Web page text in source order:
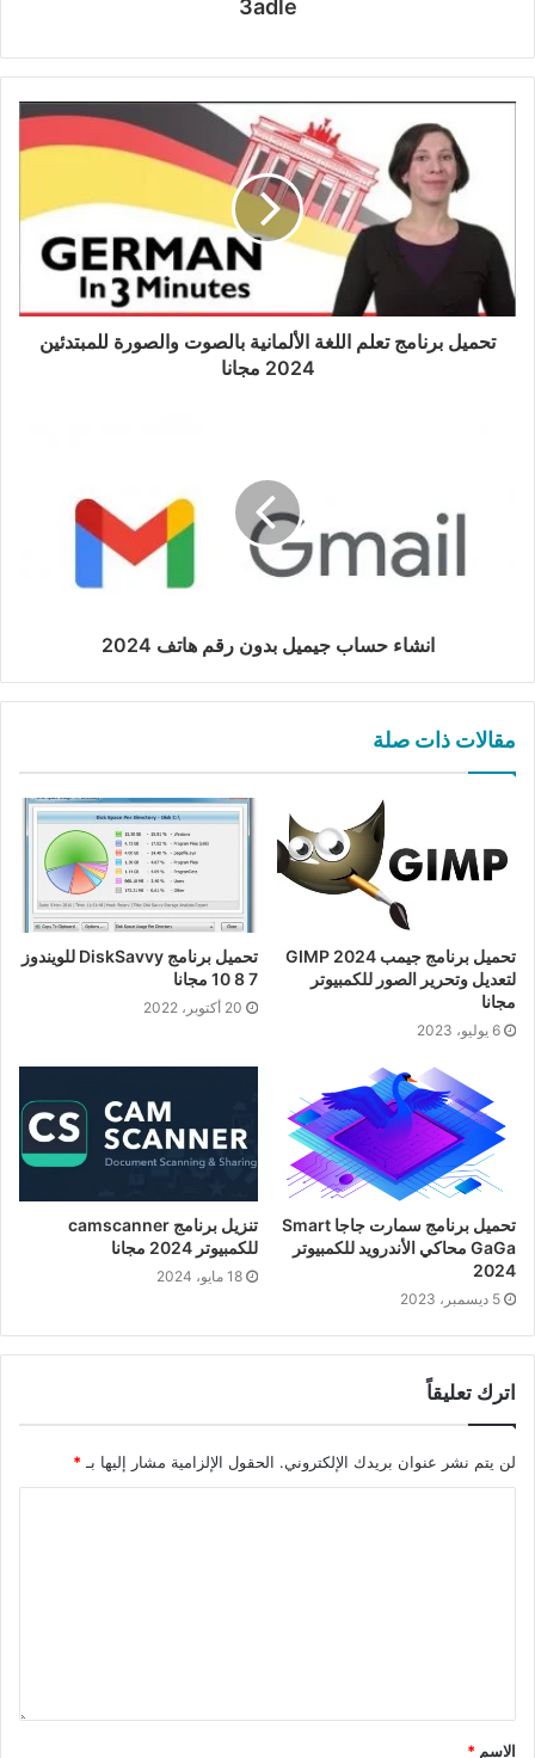
3adle
تحميل برنامج تعلم اللغة الألمانية بالصوت والصورة للمبتدئين
2024 مجانا
انشاء حساب جيميل بدون رقم هاتف 2024
مقالات ذات صلة
تحميل برنامج جيمب GIMP 2024
لتعديل وتحرير الصور للكمبيوتر
مجانا
6 يوليو، 2023
تحميل برنامج DiskSavvy للويندوز
7 8 10 مجانا
20 أكتوبر، 2022
تحميل برنامج سمارت جاجا Smart
GaGa محاكي الأندرويد للكمبيوتر
2024
5 ديسمبر، 2023
تنزيل برنامج camscanner
للكمبيوتر 2024 مجانا
18 مايو، 2024
اترك تعليقاً
لن يتم نشر عنوان بريدك الإلكتروني. الحقول الإلزامية مشار إليها بـ *
الاسم *